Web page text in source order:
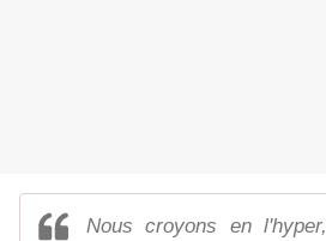
Nous croyons en